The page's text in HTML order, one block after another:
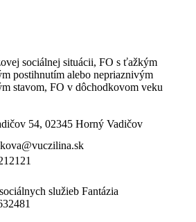
sociálnej situácii, FO s ťažkým
postihnutím alebo nepriaznivým
stavom, FO v dôchodkovom veku
54, 02345 Horný Vadičov
služieb Fantázia